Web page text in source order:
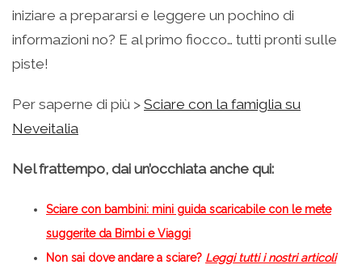
iniziare a prepararsi e leggere un pochino di
informazioni no? E al primo fiocco… tutti pronti sulle
piste!
Per saperne di più > Sciare con la famiglia su
Neveitalia
Nel frattempo, dai un’occhiata anche qui:
Sciare con bambini: mini guida scaricabile con le mete
suggerite da Bimbi e Viaggi
Non sai dove andare a sciare? Leggi tutti i nostri articoli